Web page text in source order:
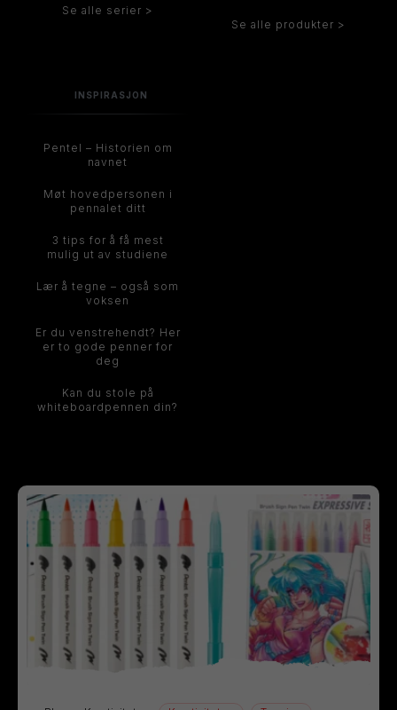
Se alle serier >
Se alle produkter >
INSPIRASJON
Pentel – Historien om
navnet
Møt hovedpersonen i
pennalet ditt
3 tips for å få mest
mulig ut av studiene
Lær å tegne – også som
voksen
Er du venstrehendt? Her
er to gode penner for
deg
Kan du stole på
whiteboardpennen din?